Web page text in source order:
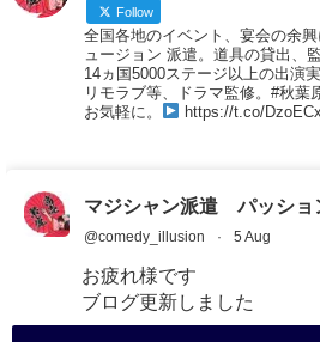
Follow
全国各地のイベント、宴会の余
ュージョン 派遣。道具の貸出、
14ヵ国5000ステージ以上の出演
リモラブ等、ドラマ監修。#秋葉
お気軽に。
https://t.co/
マジシャン派遣 パッショ
@comedy_illusion · 5 Aug
お疲れ様です
ブログ更新しました
「マジシャン和歌山旅 白